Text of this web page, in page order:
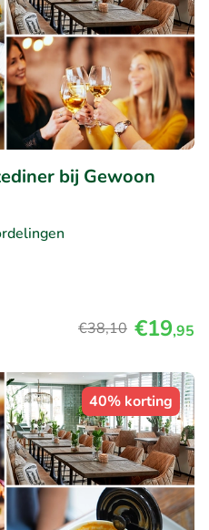
bij Gewoon
€38,10 €19,95
40% korting